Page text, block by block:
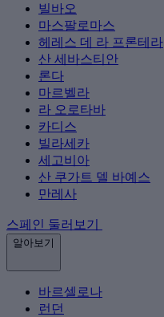
빌바오
마스팔로마스
헤레스 데 라 프론테라
산 세바스티안
론다
마르벨라
라 오로타바
카디스
빌라세카
세고비아
산 쿠가트 델 바예스
만레사
스페인 둘러보기
알아보기
바르셀로나
런던